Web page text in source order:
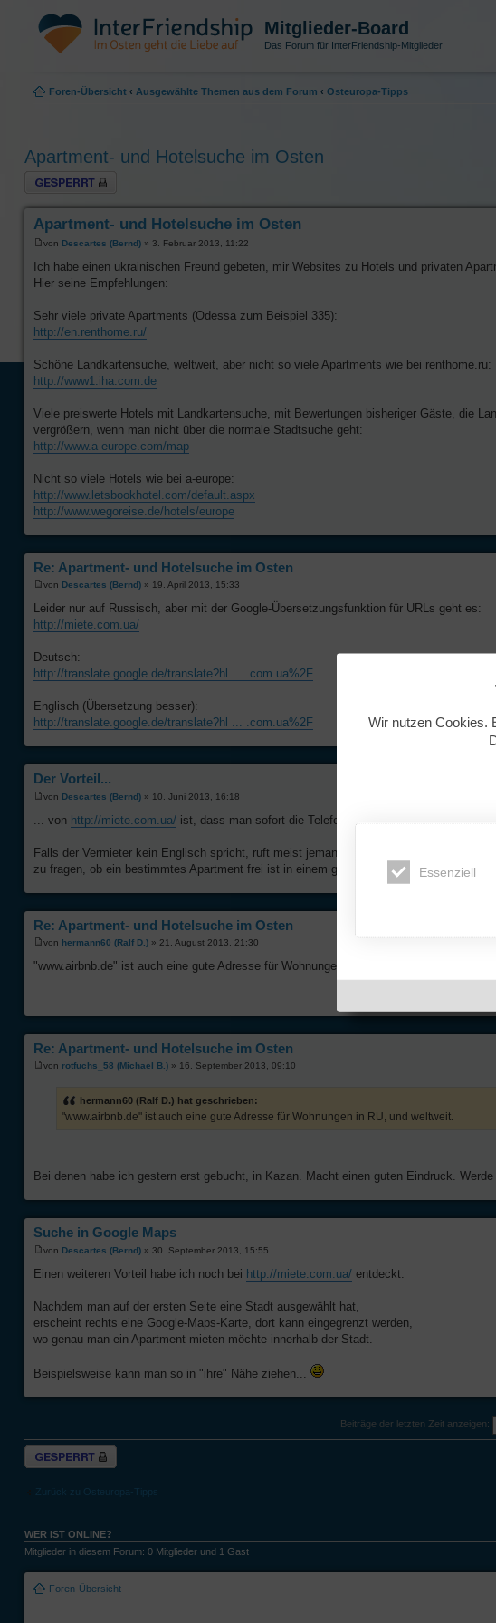
Mitglieder-Board
Das Forum für InterFriendship-Mitglieder
Foren-Übersicht ‹ Ausgewählte Themen aus dem Forum ‹ Osteuropa-Tipps
Apartment- und Hotelsuche im Osten
Thema gesperrt
Apartment- und Hotelsuche im Osten
von Descartes (Bernd) » 3. Februar 2013, 11:22
Ich habe einen ukrainischen Freund gebeten, mir Websites zu Hotels und privaten
Hier seine Empfehlungen:
Sehr viele private Apartments (Odessa zum Beispiel 335):
http://en.renthome.ru/
Schöne Landkartensuche, weltweit, aber nicht so viele Apartments wie bei renthome.ru:
http://www1.iha.com.de
Viele preiswerte Hotels mit Landkartensuche, mit Bewertungen bisheriger Gäste, die
vergrößern, wenn man nicht über die normale Stadtsuche geht:
http://www.a-europe.com/map
Nicht so viele Hotels wie bei a-europe:
http://www.letsbookhotel.com/default.aspx
http://www.wegoreise.de/hotels/europe
Re: Apartment- und Hotelsuche im Osten
von Descartes (Bernd) » 19. April 2013, 15:33
Leider nur auf Russisch, aber mit der Google-Übersetzungsfunktion für URLs geht es:
http://miete.com.ua/
Deutsch:
http://translate.google.de/translate?hl ... .com.ua%2F
Englisch (Übersetzung besser):
http://translate.google.de/translate?hl ... .com.ua%2F
Der Vorteil...
von Descartes (Bernd) » 10. Juni 2013, 16:18
... von http://miete.com.ua/ ist, dass man sofort die Telefonnummer der Vermieter sieht
Falls der Vermieter kein Englisch spricht, ruft meist jemand zurück, der dieser
zu fragen, ob ein bestimmtes Apartment frei ist in einem gewünschten Zeitraum.
Re: Apartment- und Hotelsuche im Osten
von hermann60 (Ralf D.) » 21. August 2013, 21:30
"www.airbnb.de" ist auch eine gute Adresse für Wohnungen in RU, und weltweit.
Re: Apartment- und Hotelsuche im Osten
von rotfuchs_58 (Michael B.) » 16. September 2013, 09:10
hermann60 (Ralf D.) hat geschrieben:
"www.airbnb.de" ist auch eine gute Adresse für Wohnungen in RU, und weltweit.
Bei denen habe ich gestern erst gebucht, in Kazan. Macht einen guten Eindruck.
Suche in Google Maps
von Descartes (Bernd) » 30. September 2013, 15:55
Einen weiteren Vorteil habe ich noch bei http://miete.com.ua/ entdeckt.
Nachdem man auf der ersten Seite eine Stadt ausgewählt hat,
erscheint rechts eine Google-Maps-Karte, dort kann eingegrenzt werden,
wo genau man ein Apartment mieten möchte innerhalb der Stadt.
Beispielsweise kann man so in "ihre" Nähe ziehen...
Beiträge der letzten Zeit anzeigen:
Thema gesperrt
Zurück zu Osteuropa-Tipps
WER IST ONLINE?
Mitglieder in diesem Forum: 0 Mitglieder und 1 Gast
Foren-Übersicht
Wir nutzen Cookies.
Essenziell